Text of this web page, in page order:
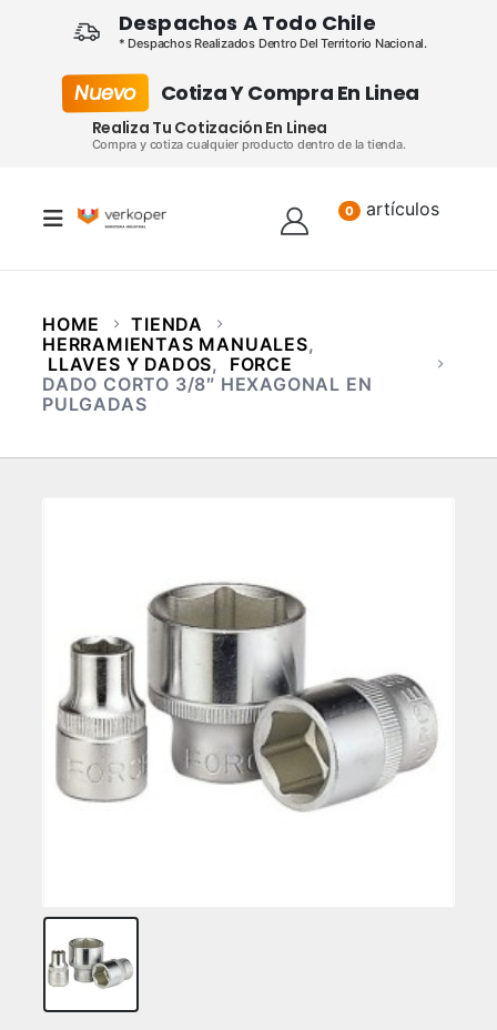
Despachos A Todo Chile
* Despachos Realizados Dentro Del Territorio Nacional.
Nuevo Cotiza Y Compra En Linea
Realiza Tu Cotización En Linea
Compra y cotiza cualquier producto dentro de la tienda.
0 artículos
HOME
TIENDA
HERRAMIENTAS MANUALES,
LLAVES Y DADOS,
FORCE
DADO CORTO 3/8″ HEXAGONAL EN
PULGADAS